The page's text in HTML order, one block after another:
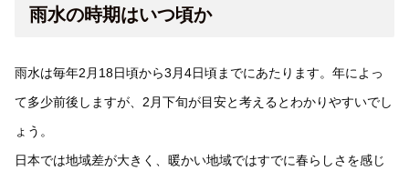
雨水の時期はいつ頃か
雨水は毎年2月18日頃から3月4日頃までにあたります。年によっ
て多少前後しますが、2月下旬が目安と考えるとわかりやすいでし
ょう。
日本では地域差が大きく、暖かい地域ではすでに春らしさを感じ